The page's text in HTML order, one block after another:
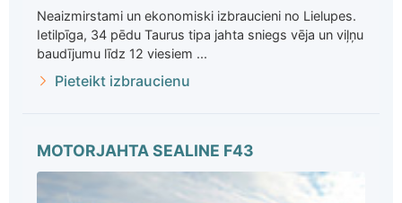
Neaizmirstami un ekonomiski izbraucieni no Lielupes.
Ietilpīga, 34 pēdu Taurus tipa jahta sniegs vēja un viļņu
baudījumu līdz 12 viesiem ...
Pieteikt izbraucienu
MOTORJAHTA SEALINE F43